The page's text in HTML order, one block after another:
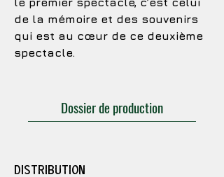
de la mémoire et des souvenirs
qui est au cœur de ce deuxième
spectacle.
DISTRIBUTION
Dossier de production